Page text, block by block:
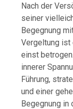
Nachder
seiner
Begegnung
Vergeltung ist
einstbetrogen.
innerer
Führung,
undeiner
Begegnung in